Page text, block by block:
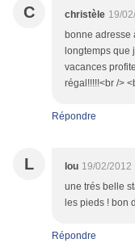
C christèle 19/
bonne adresse
longtemps que
vacances
régal!!!!!<br />
Répondre
L lou 19/02/2012
une trés belle
les pieds ! bon
Répondre